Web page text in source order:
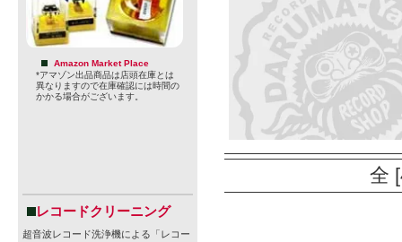
Amazon Market Place
*アマゾン出品商品は店頭在庫とは
異なりますので在庫確認には時間の
かかる場合がございます。
レコードクリーニング
超音波レコード洗浄機による「レコー
全